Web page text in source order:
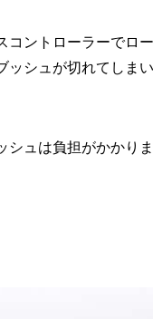
コントローラーでロ
ッシュが切れてしま
ュは負担がかかりま